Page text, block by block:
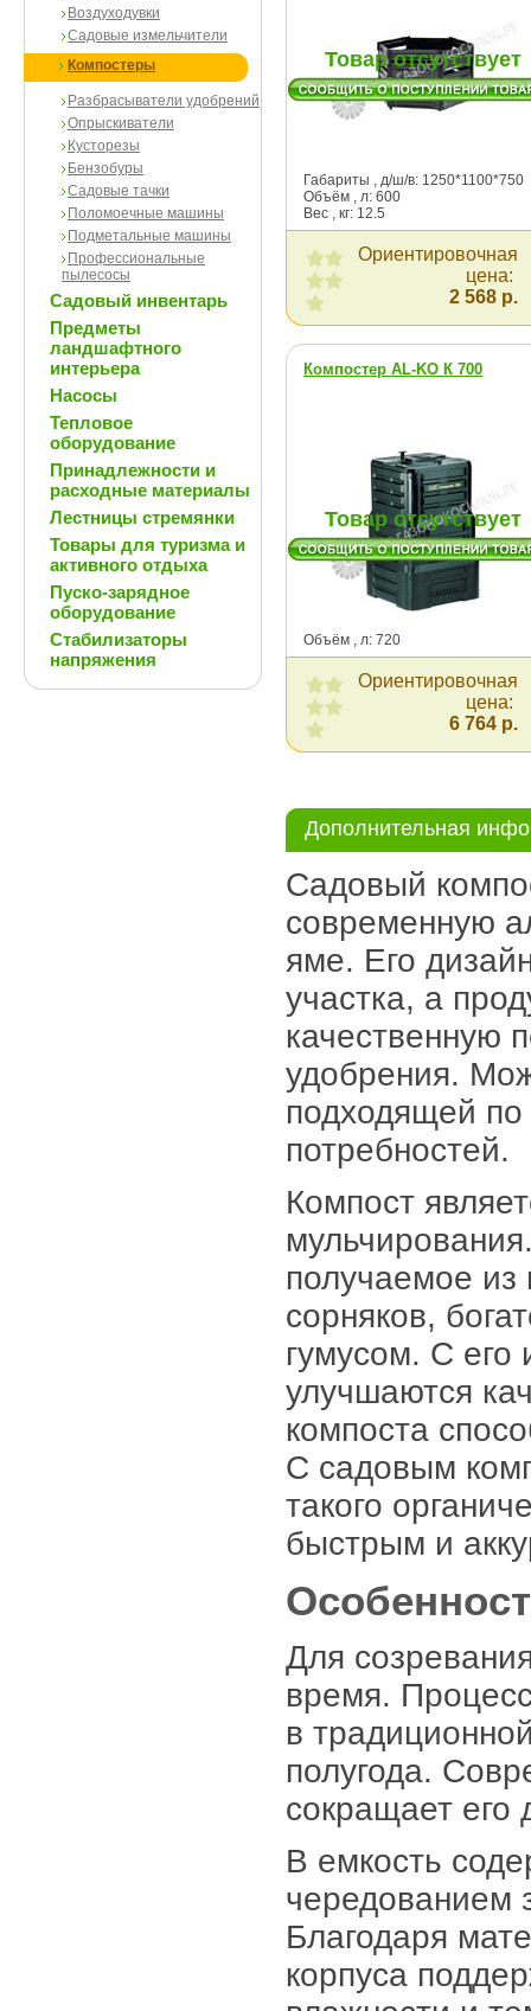
Воздуходувки
Садовые измельчители
Компостеры
Разбрасыватели удобрений
Опрыскиватели
Кусторезы
Бензобуры
Садовые тачки
Поломоечные машины
Подметальные машины
Профессиональные
пылесосы
Садовый инвентарь
Предметы
ландшафтного
интерьера
Насосы
Тепловое
оборудование
Принадлежности и
расходные материалы
Лестницы стремянки
Товары для туризма и
активного отдыха
Пуско-зарядное
оборудование
Стабилизаторы
напряжения
Товар отсутствует
Габариты , д/ш/в: 1250*1100*750
Объём , л: 600
Вес , кг: 12.5
Ориентировочная
цена:
2 568 р.
Компостер AL-KO К 700
Товар отсутствует
Объём , л: 720
Ориентировочная
цена:
6 764 р.
Дополнительная
Садовый
современную
яме. Его
участка, а
качественную
удобрения.
подходящей по
потребностей.
Компост
получаемое из
сорняков,
гумусом. С его
улучшаются
компоста
С садовым
такого
быстрым и
Для
время.
в
полугода.
сокращает его
В емкость
чередованием
Благодаря
корпуса